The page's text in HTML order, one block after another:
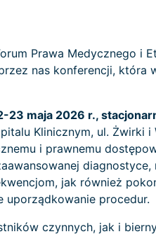
Prawa Medycznego i
nas konferencji, która
23 maja 2026 r.,
Klinicznym, ul.
i prawnemu
jak również
uporządkowanie procedur.
czynnych, jak i